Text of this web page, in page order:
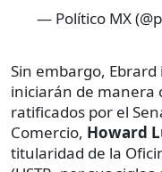
— Político MX
Sin embargo,
iniciarán de manera
ratificados por el
Comercio, Howard
titularidad de la